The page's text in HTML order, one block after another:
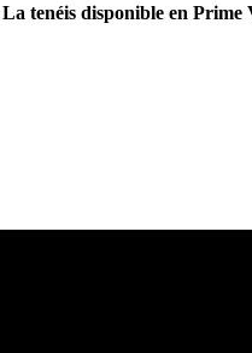
La tenéis disponible en Prime